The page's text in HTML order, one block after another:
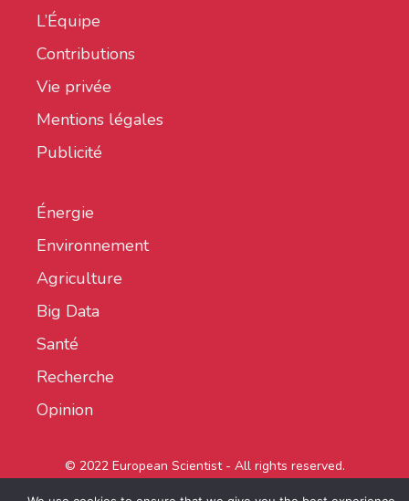
L’Équipe
Contributions
Vie privée
Mentions légales
Publicité
Énergie
Environnement
Agriculture
Big Data
Santé
Recherche
Opinion
© 2022 European Scientist - All rights reserved.